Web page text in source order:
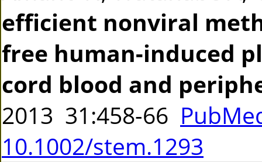
efficient nonviral
free human-induced
cord blood and
2013 31:458-66
10.1002/stem.1293